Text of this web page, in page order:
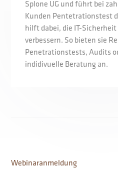
Splone UG und führt bei
Kunden Pentetrationstest
hilft dabei, die IT-Sicherheit
verbessern. So bieten sie
Penetrationstests, Audits
indidivuelle Beratung an.
Webinaranmeldung